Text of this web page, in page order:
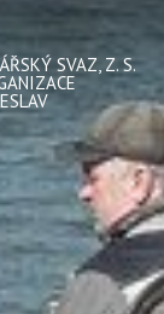
SVAZ, Z. S.